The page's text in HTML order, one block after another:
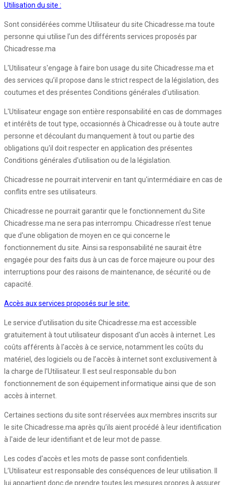
Utilisation du site :
Sont considérées comme Utilisateur du site Chicadresse.ma toute
personne qui utilise l’un des différents services proposés par
Chicadresse.ma
L'Utilisateur s'engage à faire bon usage du site Chicadresse.ma et
des services qu’il propose dans le strict respect de la législation, des
coutumes et des présentes Conditions générales d'utilisation.
L'Utilisateur engage son entière responsabilité en cas de dommages
et intérêts de tout type, occasionnés à Chicadresse ou à toute autre
personne et découlant du manquement à tout ou partie des
obligations qu'il doit respecter en application des présentes
Conditions générales d'utilisation ou de la législation.
Chicadresse ne pourrait intervenir en tant qu'intermédiaire en cas de
conflits entre ses utilisateurs.
Chicadresse ne pourrait garantir que le fonctionnement du Site
Chicadresse.ma ne sera pas interrompu. Chicadresse n'est tenue
que d'une obligation de moyen en ce qui concerne le
fonctionnement du site. Ainsi sa responsabilité ne saurait être
engagée pour des faits dus à un cas de force majeure ou pour des
interruptions pour des raisons de maintenance, de sécurité ou de
capacité.
Accès aux services proposés sur le site:
Le service d’utilisation du site Chicadresse.ma est accessible
gratuitement à tout utilisateur disposant d'un accès à internet. Les
coûts afférents à l'accès à ce service, notamment les coûts du
matériel, des logiciels ou de l’accès à internet sont exclusivement à
la charge de l'Utilisateur. Il est seul responsable du bon
fonctionnement de son équipement informatique ainsi que de son
accès à internet.
Certaines sections du site sont réservées aux membres inscrits sur
le site Chicadresse.ma après qu’ils aient procédé à leur identification
à l'aide de leur identifiant et de leur mot de passe.
Les codes d'accès et les mots de passe sont confidentiels.
L’Utilisateur est responsable des conséquences de leur utilisation. Il
lui appartient donc de prendre toutes les mesures propres à assurer